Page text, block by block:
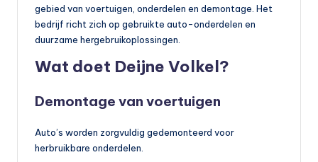
gebied van voertuigen, onderdelen en demontage. Het
bedrijf richt zich op gebruikte auto-onderdelen en
duurzame hergebruikoplossingen.
Wat doet Deijne Volkel?
Demontage van voertuigen
Auto’s worden zorgvuldig gedemonteerd voor
herbruikbare onderdelen.